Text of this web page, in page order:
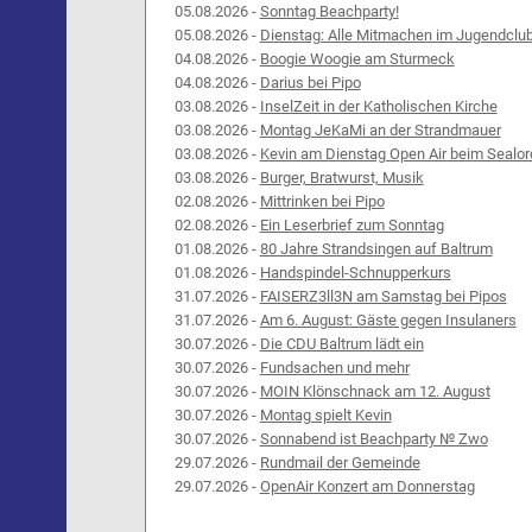
05.08.2026 - Sonntag Beachparty!
05.08.2026 - Dienstag: Alle Mitmachen im
04.08.2026 - Boogie Woogie am Sturmeck
04.08.2026 - Darius bei Pipo
03.08.2026 - InselZeit in der Katholischen Kirche
03.08.2026 - Montag JeKaMi an der Strandmauer
03.08.2026 - Kevin am Dienstag Open Air beim
03.08.2026 - Burger, Bratwurst, Musik
02.08.2026 - Mittrinken bei Pipo
02.08.2026 - Ein Leserbrief zum Sonntag
01.08.2026 - 80 Jahre Strandsingen auf Baltrum
01.08.2026 - Handspindel-Schnupperkurs
31.07.2026 - FAISERZ3ll3N am Samstag bei Pipos
31.07.2026 - Am 6. August: Gäste gegen Insulaners
30.07.2026 - Die CDU Baltrum lädt ein
30.07.2026 - Fundsachen und mehr
30.07.2026 - MOIN Klönschnack am 12. August
30.07.2026 - Montag spielt Kevin
30.07.2026 - Sonnabend ist Beachparty № Zwo
29.07.2026 - Rundmail der Gemeinde
29.07.2026 - OpenAir Konzert am Donnerstag